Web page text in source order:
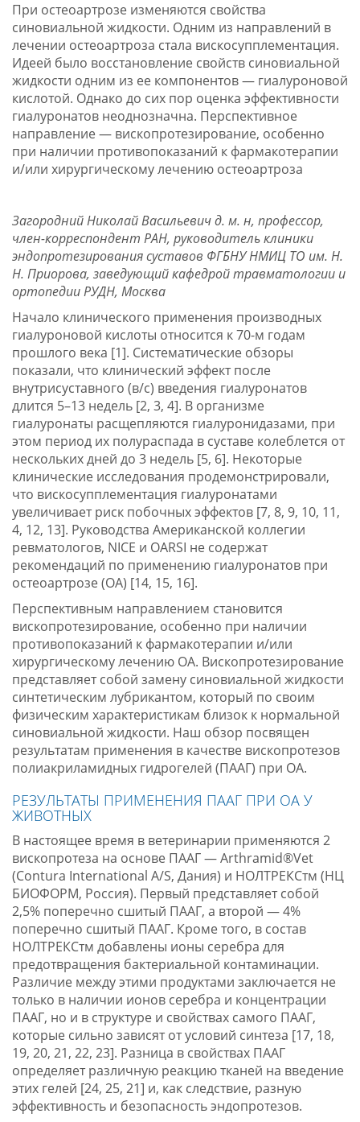
При остеоартрозе изменяются свойства
синовиальной жидкости. Одним из направлений в
лечении остеоартроза стала вискосупплементация.
Идеей было восстановление свойств синовиальной
жидкости одним из ее компонентов — гиалуроновой
кислотой. Однако до сих пор оценка эффективности
гиалуронатов неоднозначна. Перспективное
направление — вископротезирование, особенно
при наличии противопоказаний к фармакотерапии
и/или хирургическому лечению остеоартроза
Загородний Николай Васильевич д. м. н, профессор,
член-корреспондент РАН, руководитель клиники
эндопротезирования суставов ФГБНУ НМИЦ ТО им. Н.
Н. Приорова, заведующий кафедрой травматологии и
ортопедии РУДН, Москва
Начало клинического применения производных
гиалуроновой кислоты относится к 70-м годам
прошлого века [1]. Систематические обзоры
показали, что клинический эффект после
внутрисуставного (в/с) введения гиалуронатов
длится 5–13 недель [2, 3, 4]. В организме
гиалуронаты расщепляются гиалуронидазами, при
этом период их полураспада в суставе колеблется от
нескольких дней до 3 недель [5, 6]. Некоторые
клинические исследования продемонстрировали,
что вискосупплементация гиалуронатами
увеличивает риск побочных эффектов [7, 8, 9, 10, 11,
4, 12, 13]. Руководства Американской коллегии
ревматологов, NICE и OARSI не содержат
рекомендаций по применению гиалуронатов при
остеоартрозе (ОА) [14, 15, 16].
Перспективным направлением становится
вископротезирование, особенно при наличии
противопоказаний к фармакотерапии и/или
хирургическому лечению ОА. Вископротезирование
представляет собой замену синовиальной жидкости
синтетическим лубрикантом, который по своим
физическим характеристикам близок к нормальной
синовиальной жидкости. Наш обзор посвящен
результатам применения в качестве вископротезов
полиакриламидных гидрогелей (ПААГ) при ОА.
РЕЗУЛЬТАТЫ ПРИМЕНЕНИЯ ПААГ ПРИ ОА У
ЖИВОТНЫХ
В настоящее время в ветеринарии применяются 2
вископротеза на основе ПААГ — Arthramid®Vet
(Contura International A/S, Дания) и НОЛТРЕКСтм (НЦ
БИОФОРМ, Россия). Первый представляет собой
2,5% поперечно сшитый ПААГ, а второй — 4%
поперечно сшитый ПААГ. Кроме того, в состав
НОЛТРЕКСтм добавлены ионы серебра для
предотвращения бактериальной контаминации.
Различие между этими продуктами заключается не
только в наличии ионов серебра и концентрации
ПААГ, но и в структуре и свойствах самого ПААГ,
которые сильно зависят от условий синтеза [17, 18,
19, 20, 21, 22, 23]. Разница в свойствах ПААГ
определяет различную реакцию тканей на введение
этих гелей [24, 25, 21] и, как следствие, разную
эффективность и безопасность эндопротезов.